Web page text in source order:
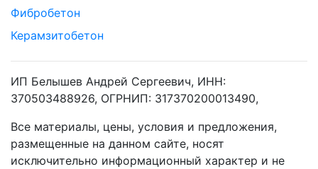
Фибробетон
Керамзитобетон
ИП Белышев Андрей Сергеевич, ИНН:
370503488926, ОГРНИП: 317370200013490,
Все материалы, цены, условия и предложения,
размещенные на данном сайте, носят
исключительно информационный характер и не